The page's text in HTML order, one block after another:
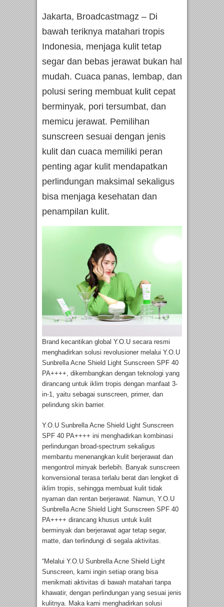
Jakarta, Broadcastmagz – Di
bawah teriknya matahari tropis
Indonesia, menjaga kulit tetap
segar dan bebas jerawat bukan hal
mudah. Cuaca panas, lembap, dan
polusi sering membuat kulit cepat
berminyak, pori tersumbat, dan
memicu jerawat. Pemilihan
sunscreen sesuai dengan jenis
kulit dan cuaca memiliki peran
penting agar kulit mendapatkan
perlindungan maksimal sekaligus
bisa menjaga kesehatan dan
penampilan kulit.
Brand kecantikan global Y.O.U secara resmi
menghadirkan solusi revolusioner melalui Y.O.U
Sunbrella Acne Shield Light Sunscreen SPF 40
PA++++, dikembangkan dengan teknologi yang
dirancang untuk iklim tropis dengan manfaat 3-
in-1, yaitu sebagai sunscreen, primer, dan
pelindung skin barrier.
Y.O.U Sunbrella Acne Shield Light Sunscreen
SPF 40 PA++++ ini menghadirkan kombinasi
perlindungan broad-spectrum sekaligus
membantu menenangkan kulit berjerawat dan
mengontrol minyak berlebih. Banyak sunscreen
konvensional terasa terlalu berat dan lengket di
iklim tropis, sehingga membuat kulit tidak
nyaman dan rentan berjerawat. Namun, Y.O.U
Sunbrella Acne Shield Light Sunscreen SPF 40
PA++++ dirancang khusus untuk kulit
berminyak dan berjerawat agar tetap segar,
matte, dan terlindungi di segala aktivitas.
“Melalui Y.O.U Sunbrella Acne Shield Light
Sunscreen, kami ingin setiap orang bisa
menikmati aktivitas di bawah matahari tanpa
khawatir, dengan perlindungan yang sesuai jenis
kulitnya. Maka kami menghadirkan solusi